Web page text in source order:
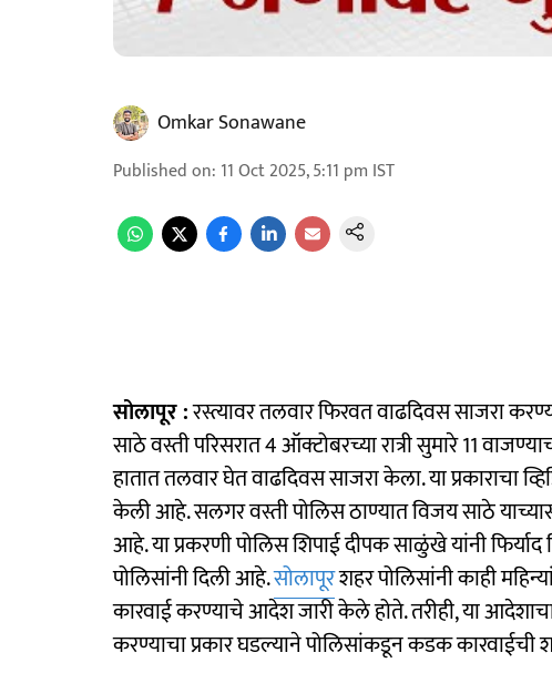
Omkar Sonawane
Published on: 11 Oct 2025, 5:11 pm IST
सोलापूर :रस्त्यावर तलवार फिरवत वाढदिवस साजरा
साठे वस्ती परिसरात 4 ऑक्टोबरच्या रात्री सुमारे 11
हातात तलवार घेत वाढदिवस साजरा केला. या प्रकाराचा
केली आहे. सलगर वस्ती पोलिस ठाण्यात विजय साठे
आहे. या प्रकरणी पोलिस शिपाई दीपक साळुंखे यांनी
पोलिसांनी दिली आहे.सोलापूरशहर पोलिसांनी काही
कारवाई करण्याचे आदेश जारी केले होते. तरीही, या
करण्याचा प्रकार घडल्याने पोलिसांकडून कडक